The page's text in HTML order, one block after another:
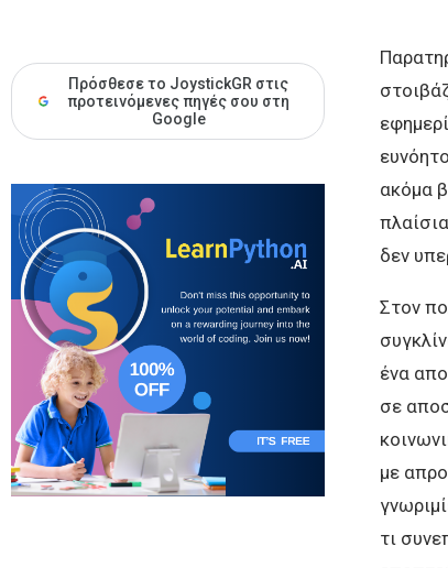
ακόμα
δεν
Στον
ένα
σε
με
τι
Πρόσθεσε το JoystickGR στις
προτεινόμενες πηγές σου στη
Google